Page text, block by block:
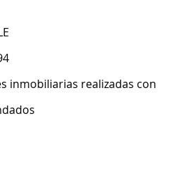
inmobiliarias realizadas con